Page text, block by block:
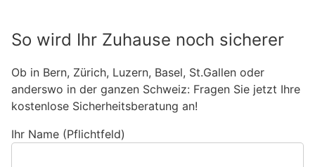
So wird Ihr Zuhause noch sicherer
Ob in Bern, Zürich, Luzern, Basel, St.Gallen oder
anderswo in der ganzen Schweiz: Fragen Sie jetzt Ihre
kostenlose Sicherheitsberatung an!
Ihr Name (Pflichtfeld)